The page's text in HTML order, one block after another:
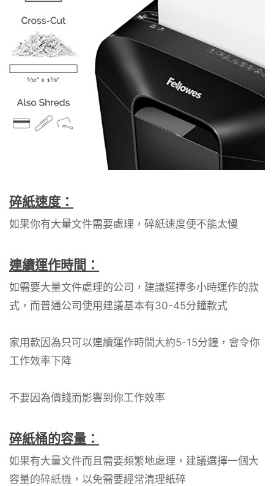
碎紙速度：
如果你有大量文件需要處理，碎紙速度便不能太慢
連續運作時間：
如需要大量文件處理的公司，建議選擇多小時運作的款
式，而普通公司使用建議基本有30-45分鐘款式
家用款因為只可以連續運作時間大約5-15分鐘，會令你
工作效率下降
不要因為價錢而影響到你工作效率
碎紙桶的容量：
如果有大量文件而且需要頻繁地處理，建議選擇一個大
容量的碎紙機 ，以免需要經常清理紙碎